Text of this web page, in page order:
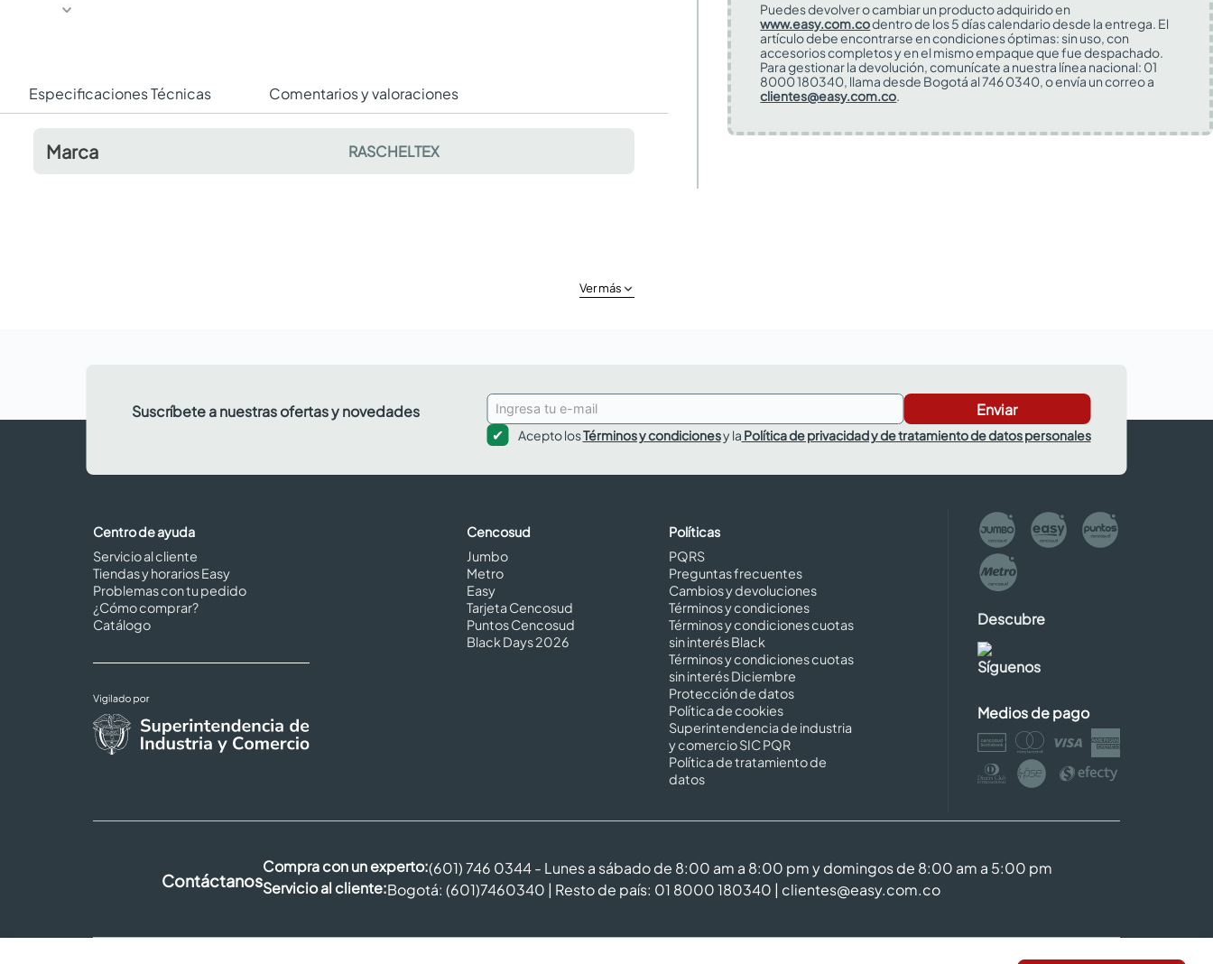
Especificaciones Técnicas Comentarios y valoraciones
Marca RASCHELTEX
Puedes devolver o cambiar un producto adquirido en
www.easy.com.codentro de los 5 días calendario desde la entrega. El
artículo debe encontrarse en condiciones óptimas: sin uso, con
accesorios completos y en el mismo empaque que fue despachado.
Para gestionar la devolución, comunícate a nuestra línea nacional: 01
8000 180340, llama desde Bogotá al 746 0340, o envía un correo a
clientes@easy.com.co.
Ver más
Suscríbete a nuestras ofertas y novedades Enviar
Acepto losTérminos y condicionesy la Política de privacidad y de tratamiento de datos personales
Centro de ayuda
Servicio al cliente
Tiendas y horarios Easy
Problemas con tu pedido
¿Cómo comprar?
Catálogo
Cencosud
Jumbo
Metro
Easy
Tarjeta Cencosud
Puntos Cencosud
Black Days 2026
Políticas
PQRS
Preguntas frecuentes
Cambios y devoluciones
Términos y condiciones
Términos y condiciones cuotas
sin interés Black
Términos y condiciones cuotas
sin interés Diciembre
Protección de datos
Política de cookies
Superintendencia de industria
y comercio SIC PQR
Política de tratamiento de
datos
Descubre
Síguenos
Medios de pago
Contáctanos
Compra con un experto:(601) 746 0344 - Lunes a sábado de 8:00 am a 8:00 pm y domingos de 8:00 am a 5:00 pm
Servicio al cliente:Bogotá: (601)7460340 | Resto de país: 01 8000 180340 | clientes@easy.com.co